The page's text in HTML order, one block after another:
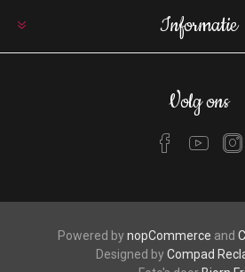
Informatie
Volg ons
Powered bynopCommerce and
Designed byCompad